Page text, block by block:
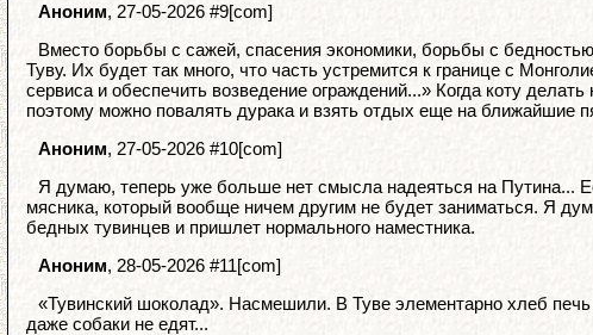
Аноним, 27-05-2026 #9[com]
Вместо борьбы с сажей, спасения экономики, борьбы с
Туву. Их будет так много, что часть устремится к границе с
сервиса и обеспечить возведение ограждений...» Когда коту
поэтому можно повалять дурака и взять отдых еще на ближайшие
Аноним, 27-05-2026 #10[com]
Я думаю, теперь уже больше нет смысла надеяться на Путина...
мясника, который вообще ничем другим не будет заниматься. Я
бедных тувинцев и пришлет нормального наместника.
Аноним, 28-05-2026 #11[com]
«Тувинский шоколад». Насмешили. В Туве элементарно хлеб
даже собаки не едят...